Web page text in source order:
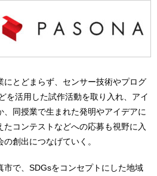
にとどまらず、センサー技術やプログ
を活用した試作活動を取り入れ、アイ
同授業で生まれた発明やアイデアに
コンテストなどへの応募も視野に入
創出につなげていく。
市で、SDGsをコンセプトにした地域